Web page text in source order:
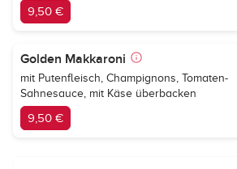
9,50 €
Golden Makkaroni
mit Putenfleisch, Champignons, Tomaten-
Sahnesauce, mit Käse überbacken
9,50 €